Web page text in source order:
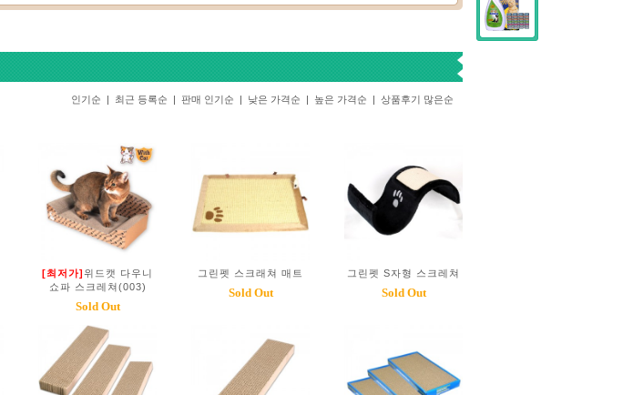
인기순 | 최근 등록순 | 판매 인기순 | 낮은 가격순 | 높은 가격순 | 상품후기 많은순
[최저가]위드캣 다우니
쇼파 스크레쳐(003)
Sold Out
그린펫 스크래쳐 매트
Sold Out
그린펫 S자형 스크레쳐
Sold Out